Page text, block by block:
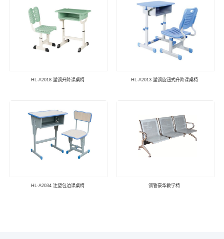
HL-A2018 塑钢升降课桌椅 HL-A2013 塑钢旋钮式升降课桌椅
HL-A2034 注塑包边课桌椅 钢管豪华教学椅